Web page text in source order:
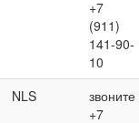
+7
(911)
141-90-
10
NLS
звоните
+7